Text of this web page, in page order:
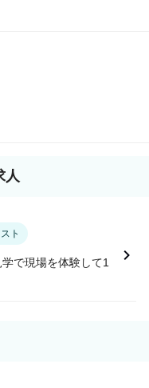
人
ト
で現場を体験して1